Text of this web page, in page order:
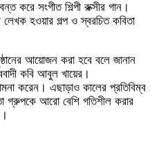
করে সংগীত শিল্পী রুক্সীর গান।
হওয়ার গল্প ও স্বরচিত কবিতা
আয়োজন করা হবে বলে জানান
কবি আবুল খায়ের।
করেন। এছাড়াও কালের প্রতিবিম্ব
গ্রুপকে আরো বেশি গতিশীল করার